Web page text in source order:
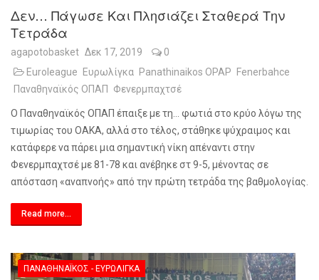
Δεν… Πάγωσε Και Πλησιάζει Σταθερά Την
Τετράδα
agapotobasket Δεκ 17, 2019
0
Euroleague
Ευρωλίγκα Panathinaikos OPAP
Fenerbahce
Παναθηναϊκός ΟΠΑΠ
Φενερμπαχτσέ
Ο Παναθηναϊκός ΟΠΑΠ έπαιξε με τη… φωτιά στο κρύο λόγω της
τιμωρίας του ΟΑΚΑ, αλλά στο τέλος, στάθηκε ψύχραιμος και
κατάφερε να πάρει μια σημαντική νίκη απέναντι στην
Φενερμπαχτσέ με 81-78 και ανέβηκε στ 9-5, μένοντας σε
απόσταση «αναπνοής» από την πρώτη τετράδα της βαθμολογίας.
Read more...
ΠΑΝΑΘΗΝΑΪΚΌΣ - ΕΥΡΩΛΊΓΚΑ